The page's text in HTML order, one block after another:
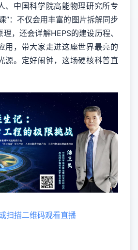
、中国科学院高能物理研究所专
”：不仅会用丰富的图片拆解同步
，还会详解HEPS的建设历程、
用，带大家走进这座世界最亮的
源。定好闹钟，这场硬核科普直
扫描二维码观看直播